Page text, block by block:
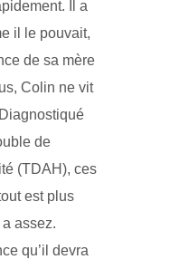
Il a
il le pouvait,
de sa mère
Colin ne vit
de
(TDAH), ces
est plus
assez.
qu’il devra